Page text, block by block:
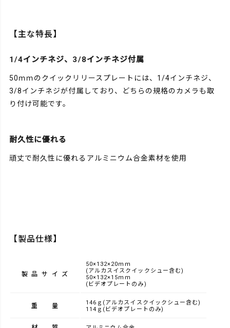
【主な特長】
1/4インチネジ、3/8インチネジ付属
50ｍｍのクイックリリースプレートには、1/4インチネジ、
3/8インチネジが付属しており、どちらの規格のカメラも取
り付け可能です。
耐久性に優れる
頑丈で耐久性に優れるアルミニウム合金素材を使用
【製品仕様】
製品サイズ
50×132×20ｍｍ
(アルカスイスクイックシュー含む)
50×132×15ｍｍ
(ビデオプレートのみ)
重量
146ｇ(アルカスイスクイックシュー含む)
114ｇ(ビデオプレートのみ)